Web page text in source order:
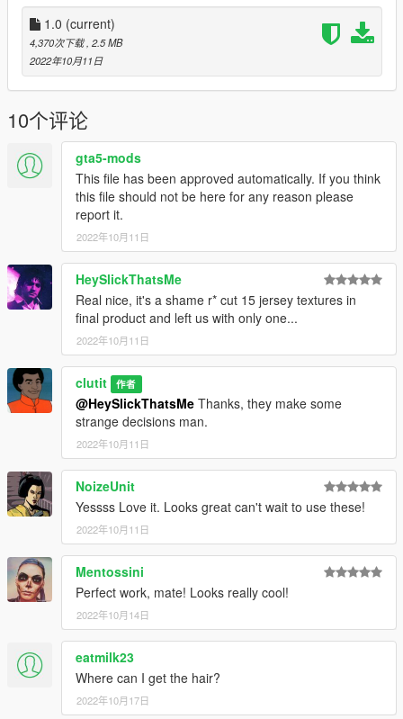
1.0 (current)
4,370次下载 , 2.5 MB
2022年10月11日
10个评论
gta5-mods
This file has been approved automatically. If you think
this file should not be here for any reason please
report it.
2022年10月11日
HeySlickThatsMe
Real nice, it's a shame r* cut 15 jersey textures in
final product and left us with only one...
2022年10月11日
clutit 作者
@HeySlickThatsMe Thanks, they make some
strange decisions man.
2022年10月11日
NoizeUnit
Yessss Love it. Looks great can't wait to use these!
2022年10月11日
Mentossini
Perfect work, mate! Looks really cool!
2022年10月14日
eatmilk23
Where can I get the hair?
2022年10月17日